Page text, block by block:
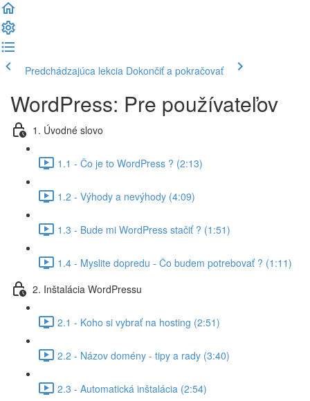
Predchádzajúca lekcia Dokončiť a pokračovať
WordPress: Pre používateľov
1. Úvodné slovo
1.1 - Čo je to WordPress ? (2:13)
1.2 - Výhody a nevýhody (4:09)
1.3 - Bude mi WordPress stačiť ? (1:51)
1.4 - Myslite dopredu - Čo budem potrebovať ? (1:11)
2. Inštalácia WordPressu
2.1 - Koho si vybrať na hosting (2:51)
2.2 - Názov domény - tipy a rady (3:40)
2.3 - Automatická inštalácia (2:54)